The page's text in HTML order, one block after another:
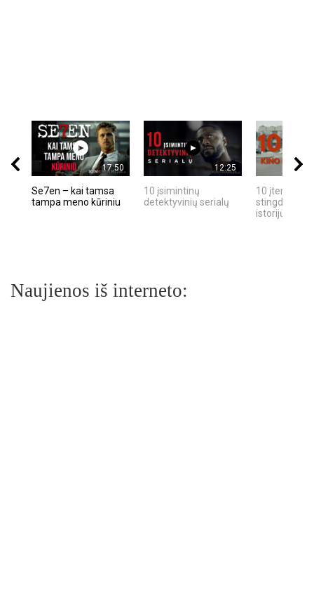
17:50
Se7en – kai tamsa
tampa meno kūriniu
12:25
10 įsimintinų
detektyvinių serialų
10 įtemptų,
stingdančių
istorijų
Naujienos iš interneto: